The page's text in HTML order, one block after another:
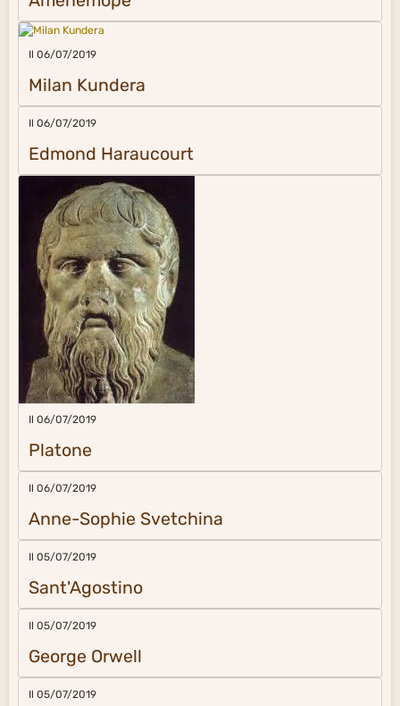
Il 06/07/2019
Milan Kundera
Il 06/07/2019
Edmond Haraucourt
Il 06/07/2019
Platone
Il 06/07/2019
Anne-Sophie Svetchina
Il 05/07/2019
Sant'Agostino
Il 05/07/2019
George Orwell
Il 05/07/2019